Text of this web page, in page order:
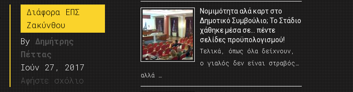
Διάφορα ΕΠΣ
Ζακύνθου
By Δημήτρης
Πέττας
Ιούν 27, 2017
Αφήστε σχόλιο
Νομιμότητα αλά καρτ στο
Δημοτικό Συμβούλιο; Το Στάδιο
χάθηκε μέσα σε… πέντε
σελίδες προϋπολογισμού!
Τελικά, όπως όλα δείχνουν,
ο γιαλός δεν είναι στραβός…
αλλά …